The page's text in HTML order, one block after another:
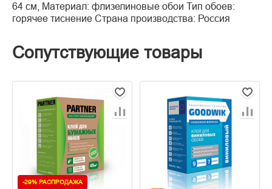
64 см, Материал: флизелиновые обои Тип обоев:
горячее тиснение Страна производства: Россия
Сопутствующие товары
-29% РАСПРОДАЖА